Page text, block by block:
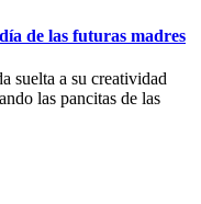
de las futuras madres
suelta a su creatividad
las pancitas de las